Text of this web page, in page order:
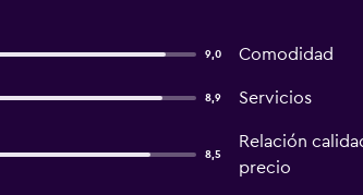
9,0 Comodidad
8,9 Servicios
8,5
Relación
precio